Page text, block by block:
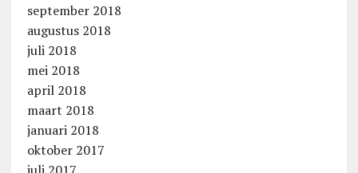
september 2018
augustus 2018
juli 2018
mei 2018
april 2018
maart 2018
januari 2018
oktober 2017